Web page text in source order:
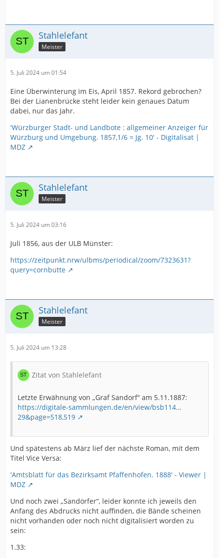
Stahlelefant
Meister
5. Juli 2024 um 01:54
Eine Überwinterung im Eis, April 1857. Rekord gebrochen?
Bei der Lianenbrücke steht leider kein genaues Datum
dabei, nur das Jahr.
'Würzburger Stadt- und Landbote : allgemeiner Anzeiger für
Würzburg und Umgebung. 1857,1/6 = Jg. 10' - Digitalisat |
MDZ
Stahlelefant
Meister
5. Juli 2024 um 03:16
Juli 1856, aus der ULB Münster:
https://zeitpunkt.nrw/ulbms/periodical/zoom/7323631?
query=cornbutte
Stahlelefant
Meister
5. Juli 2024 um 13:28
Zitat von Stahlelefant
Letzte Erwähnung von „Graf Sandorf“ am 5.11.1887:
https://digitale-sammlungen.de/en/view/bsb114…
29&page=518,519
Und spätestens ab März lief der nächste Roman, mit dem
Titel Vice Versa:
'Amtsblatt für das Bezirksamt Pfaffenhofen. 1888' - Viewer |
MDZ
Und noch zwei „Sandörfer“, leider konnte ich jeweils den
Anfang des Abdrucks nicht auffinden, die Bände scheinen
nicht vorhanden oder noch nicht digitalisiert worden zu
sein:
1.33: